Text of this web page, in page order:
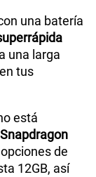
/ 256GB (según
versión)
una batería
una larga
tus
está
de
12GB, así